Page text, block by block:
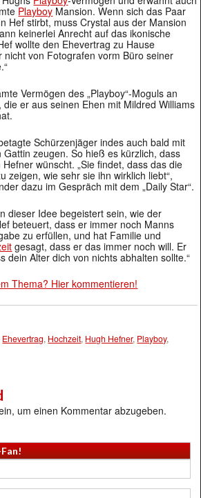
Playboy Mansion. Wenn sich das Paar
Hef stirbt, muss Crystal aus der Mansion
keinerlei Anrecht auf das ikonische
wollte den Ehevertrag zu Hause
nicht von Fotografen vorm Büro seiner
Vermögen des „Playboy“-Moguls an
er aus seinen Ehen mit Mildred Williams
Schürzenjäger indes auch bald mit
zeugen. So hieß es kürzlich, dass
wünscht. „Sie findet, dass das die
zeigen, wie sehr sie ihn wirklich liebt“,
dazu im Gespräch mit dem „Daily Star“.
dieser Idee begeistert sein, wie der
beteuert, dass er immer noch Manns
zu erfüllen, und hat Familie und
gesagt, dass er das immer noch will. Er
dein Alter dich von nichts abhalten sollte.“
Thema? Hier kommentieren!
Ehevertrag, Hochzeit, Hugh Hefner, Playboy,
um einen Kommentar abzugeben.